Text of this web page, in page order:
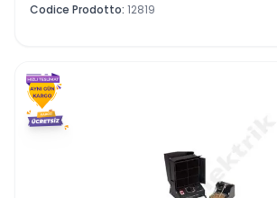
Codice Prodotto: 12819